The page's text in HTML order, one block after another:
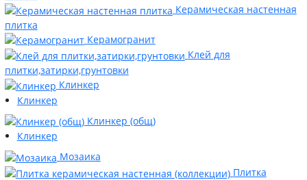
Керамическая настенная
плитка
Керамогранит
Клей для
плитки,затирки,грунтовки
Клинкер
Клинкер
Клинкер (общ)
Клинкер
Мозаика
Плитка